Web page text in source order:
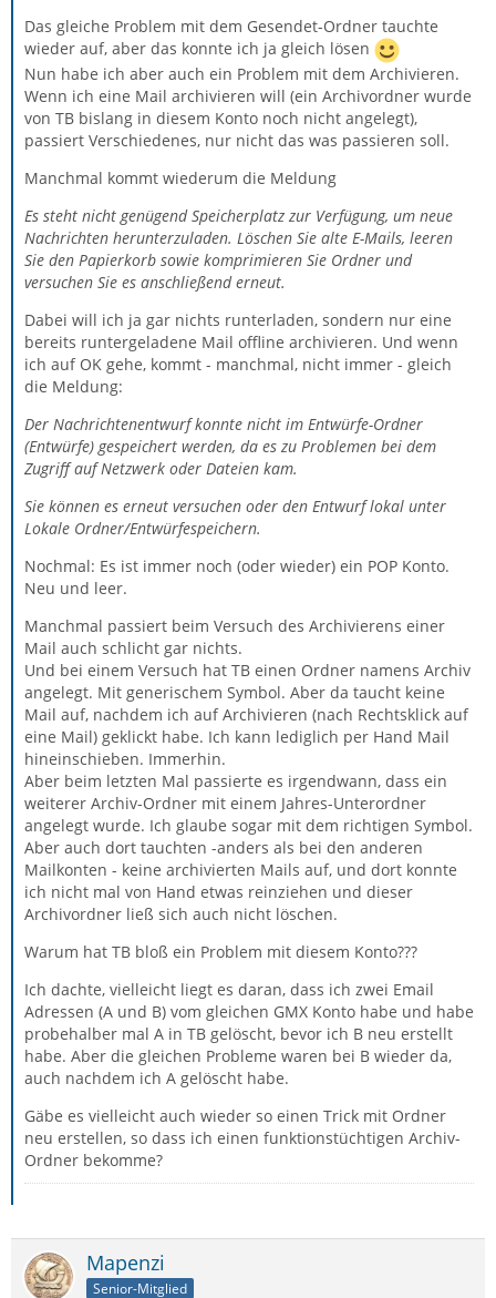
Das gleiche Problem mit dem Gesendet-Ordner tauchte
wieder auf, aber das konnte ich ja gleich lösen
Nun habe ich aber auch ein Problem mit dem Archivieren.
Wenn ich eine Mail archivieren will (ein Archivordner wurde
von TB bislang in diesem Konto noch nicht angelegt),
passiert Verschiedenes, nur nicht das was passieren soll.
Manchmal kommt wiederum die Meldung
Es steht nicht genügend Speicherplatz zur Verfügung, um neue
Nachrichten herunterzuladen. Löschen Sie alte E-Mails, leeren
Sie den Papierkorb sowie komprimieren Sie Ordner und
versuchen Sie es anschließend erneut.
Dabei will ich ja gar nichts runterladen, sondern nur eine
bereits runtergeladene Mail offline archivieren. Und wenn
ich auf OK gehe, kommt - manchmal, nicht immer - gleich
die Meldung:
Der Nachrichtenentwurf konnte nicht im Entwürfe-Ordner
(Entwürfe) gespeichert werden, da es zu Problemen bei dem
Zugriff auf Netzwerk oder Dateien kam.
Sie können es erneut versuchen oder den Entwurf lokal unter
Lokale Ordner/Entwürfespeichern.
Nochmal: Es ist immer noch (oder wieder) ein POP Konto.
Neu und leer.
Manchmal passiert beim Versuch des Archivierens einer
Mail auch schlicht gar nichts.
Und bei einem Versuch hat TB einen Ordner namens Archiv
angelegt. Mit generischem Symbol. Aber da taucht keine
Mail auf, nachdem ich auf Archivieren (nach Rechtsklick auf
eine Mail) geklickt habe. Ich kann lediglich per Hand Mail
hineinschieben. Immerhin.
Aber beim letzten Mal passierte es irgendwann, dass ein
weiterer Archiv-Ordner mit einem Jahres-Unterordner
angelegt wurde. Ich glaube sogar mit dem richtigen Symbol.
Aber auch dort tauchten -anders als bei den anderen
Mailkonten - keine archivierten Mails auf, und dort konnte
ich nicht mal von Hand etwas reinziehen und dieser
Archivordner ließ sich auch nicht löschen.
Warum hat TB bloß ein Problem mit diesem Konto???
Ich dachte, vielleicht liegt es daran, dass ich zwei Email
Adressen (A und B) vom gleichen GMX Konto habe und habe
probehalber mal A in TB gelöscht, bevor ich B neu erstellt
habe. Aber die gleichen Probleme waren bei B wieder da,
auch nachdem ich A gelöscht habe.
Gäbe es vielleicht auch wieder so einen Trick mit Ordner
neu erstellen, so dass ich einen funktionstüchtigen Archiv-
Ordner bekomme?
Mapenzi
Senior-Mitglied